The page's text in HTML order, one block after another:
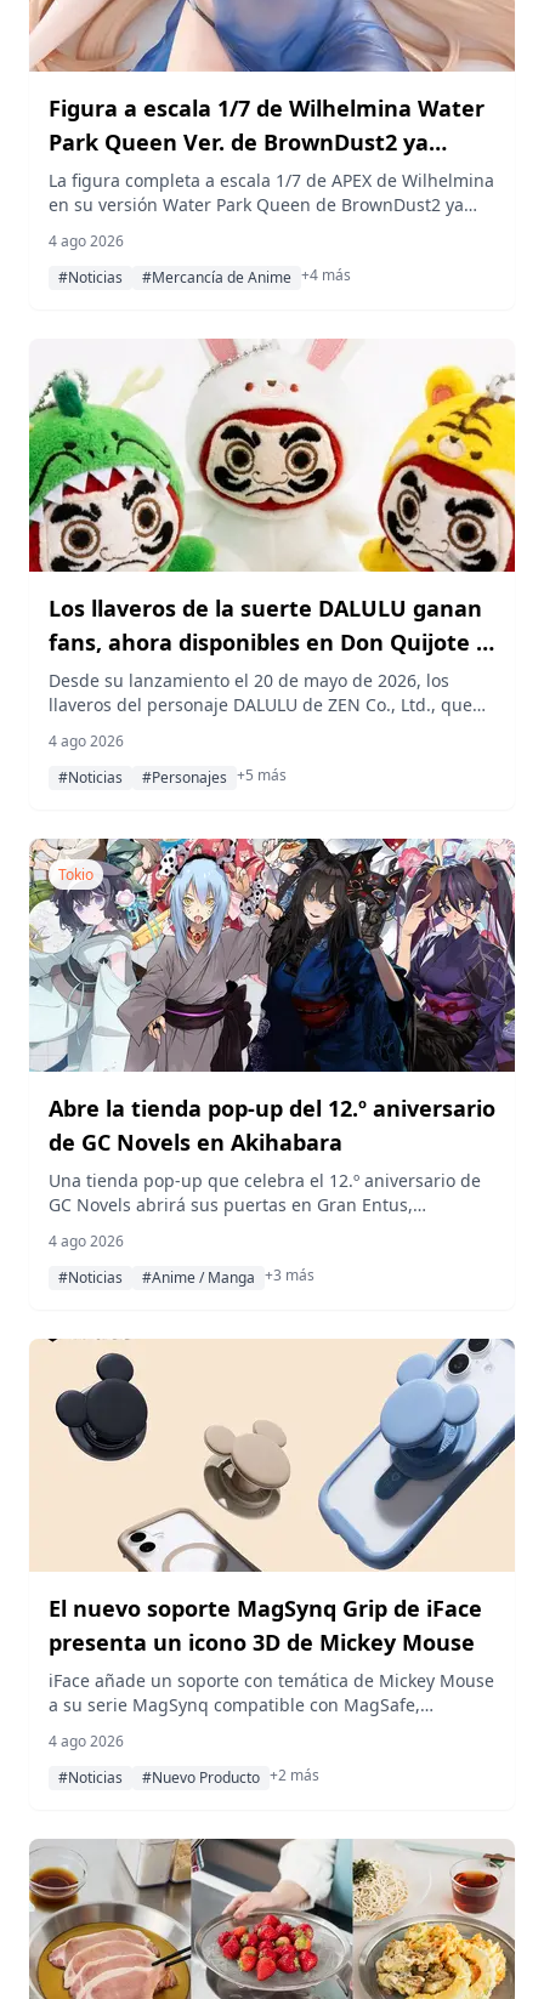
Figura a escala 1/7 de Wilhelmina Water
Park Queen Ver. de BrownDust2 ya
disponible para reserva en AmiAmi
La figura completa a escala 1/7 de APEX de Wilhelmina
en su versión Water Park Queen de BrownDust2 ya
precio de 21,670 yenes (impuestos incluidos) y una
fecha de lanzamiento prevista para junio de 2027.
4 ago 2026
#Noticias
#Mercancía de Anime +4 más
Los llaveros de la suerte DALULU ganan
fans, ahora disponibles en Don Quijote y
el Edificio del Gobierno Metropolitano de
Tokio
Desde su lanzamiento el 20 de mayo de 2026, los
llaveros del personaje DALULU de ZEN Co., Ltd., que
los doce animales del zodiaco, han sido un éxito entre
los compradores. Las mascotas ya están disponibles
del Edificio del Gobierno Metropolitano de Tokio.
4 ago 2026
#Noticias
#Personajes +5 más
Tokio
Abre la tienda pop-up del 12.º aniversario
de GC Novels en Akihabara
Una tienda pop-up que celebra el 12.º aniversario de
GC Novels abrirá sus puertas en Gran Entus,
nuevos productos y un posavasos de edición limitada
como regalo por compra.
4 ago 2026
#Noticias
#Anime / Manga +3 más
El nuevo soporte MagSynq Grip de iFace
presenta un icono 3D de Mickey Mouse
iFace añade un soporte con temática de Mickey Mouse
a su serie MagSynq compatible con MagSafe,
funciones de prevención de caídas y soporte,
disponible en tres colores a partir del 5 de agosto de
4 ago 2026
#Noticias
#Nuevo Producto +2 más